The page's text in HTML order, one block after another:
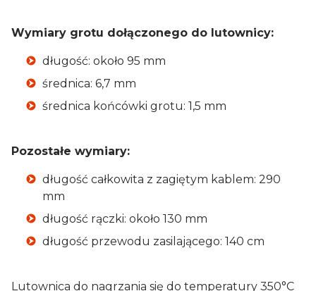
Wymiary grotu dołączonego do lutownicy:
długość: około 95 mm
średnica: 6,7 mm
średnica końcówki grotu: 1,5 mm
Pozostałe wymiary:
długość całkowita z zagiętym kablem: 290
mm
długość rączki: około 130 mm
długość przewodu zasilającego: 140 cm
Lutownica do nagrzania się do temperatury 350°C